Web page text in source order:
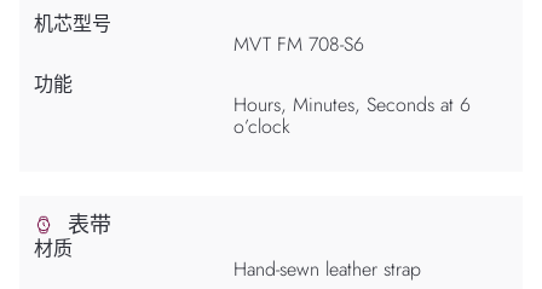
机芯型号
MVT FM 708-S6
功能
Hours, Minutes, Seconds at 6
o’clock
表带
材质
Hand-sewn leather strap